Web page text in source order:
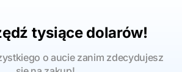
tysiące dolarów!
o aucie zanim zdecydujesz